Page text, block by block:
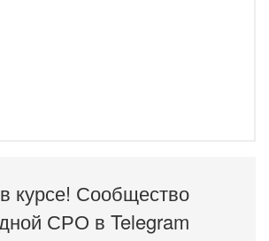
курсе! Сообщество
СРО в Telegram